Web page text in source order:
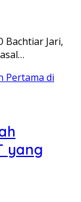
Bachtiar Jari,
yang